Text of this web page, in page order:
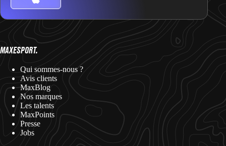
MAXESPORT.
Qui sommes-nous ?
Avis clients
MaxBlog
Nos marques
Les talents
MaxPoints
Presse
Jobs